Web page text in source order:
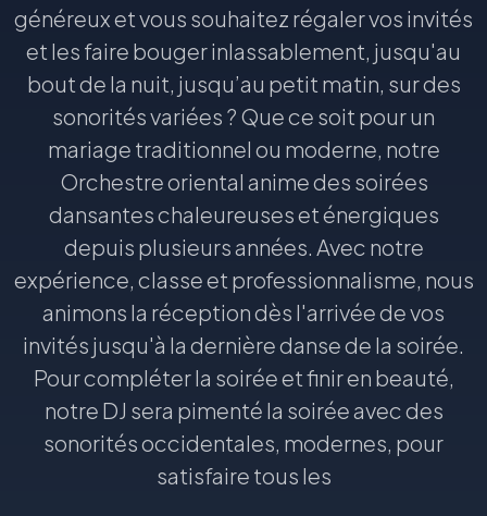
généreux et vous souhaitez régaler vos invités
et les faire bouger inlassablement, jusqu'au
bout de la nuit, jusqu’au petit matin, sur des
sonorités variées ? Que ce soit pour un
mariage traditionnel ou moderne, notre
Orchestre oriental anime des soirées
dansantes chaleureuses et énergiques
depuis plusieurs années. Avec notre
expérience, classe et professionnalisme, nous
animons la réception dès l'arrivée de vos
invités jusqu'à la dernière danse de la soirée.
Pour compléter la soirée et finir en beauté,
notre DJ sera pimenté la soirée avec des
sonorités occidentales, modernes, pour
satisfaire tous les